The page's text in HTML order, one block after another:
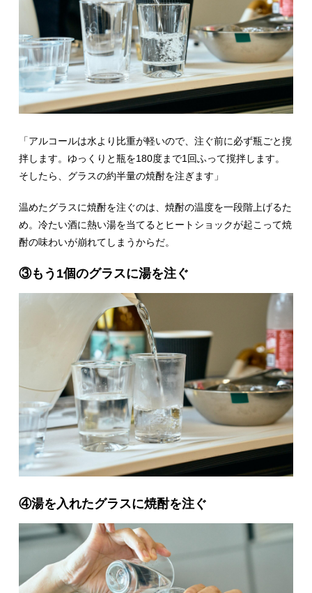
「アルコールは水より比重が軽いので、注ぐ前に必ず瓶ごと撹
拌します。ゆっくりと瓶を180度まで1回ふって撹拌します。
そしたら、グラスの約半量の焼酎を注ぎます」
温めたグラスに焼酎を注ぐのは、焼酎の温度を一段階上げるた
め。冷たい酒に熱い湯を当てるとヒートショックが起こって焼
酎の味わいが崩れてしまうからだ。
③もう1個のグラスに湯を注ぐ
④湯を入れたグラスに焼酎を注ぐ